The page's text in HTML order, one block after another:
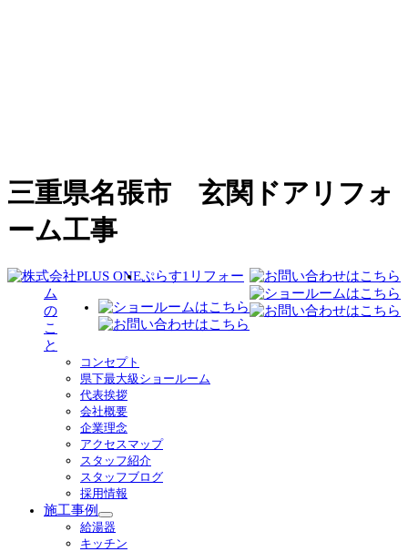
三重県名張市 玄関ドアリフォ
ーム工事
ぷらす1リフォー
ム
の
こ
と
コンセプト
県下最大級ショールーム
代表挨拶
会社概要
企業理念
アクセスマップ
スタッフ紹介
スタッフブログ
採用情報
施工事例
サ
ブ
給湯器
キッチン